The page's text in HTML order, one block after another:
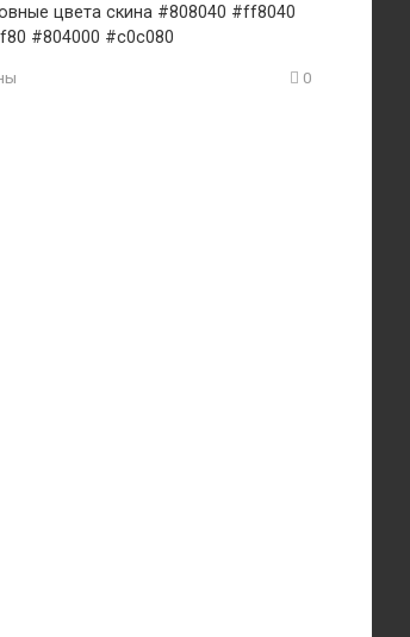
цвета скина #808040 #ff8040
#804000 #c0c080
0